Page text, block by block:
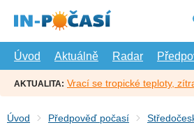
hlavní
Úvod
Aktuálně Radar
AKTUALITA: Vrací se tropické teploty,
Úvod Předpověď počasí